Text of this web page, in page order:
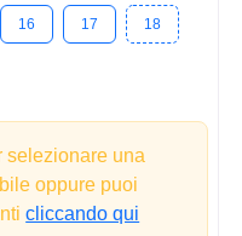
16 17 18
selezionare una
oppure puoi
cliccando qui